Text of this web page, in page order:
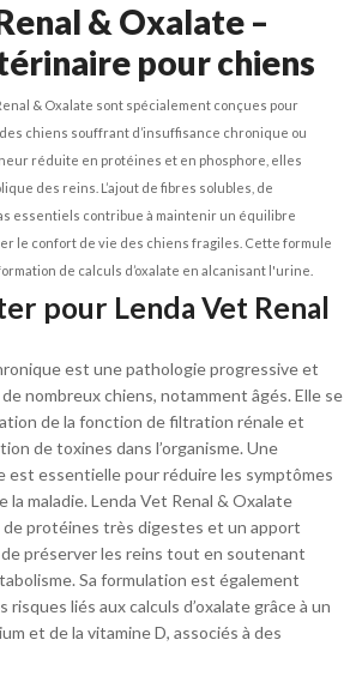
& Oxalate –
pour chiens
& Oxalate sont spécialement conçues pour
chiens souffrant d’insuffisance chronique ou
réduite en protéines et en phosphore, elles
des reins. L’ajout de fibres solubles, de
essentiels contribue à maintenir un équilibre
le confort de vie des chiens fragiles. Cette formule
de calculs d’oxalate en alcanisant l'urine.
pour Lenda Vet Renal
est une pathologie progressive et
nombreux chiens, notamment âgés. Elle se
de la fonction de filtration rénale et
de toxines dans l’organisme. Une
est essentielle pour réduire les symptômes
la maladie. Lenda Vet Renal & Oxalate
protéines très digestes et un apport
préserver les reins tout en soutenant
Sa formulation est également
liés aux calculs d’oxalate grâce à un
et de la vitamine D, associés à des